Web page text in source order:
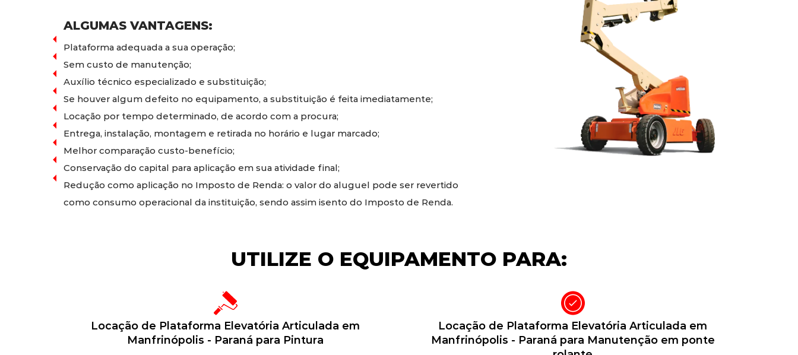
ALGUMAS VANTAGENS:
Plataforma adequada a sua operação;
Sem custo de manutenção;
Auxílio técnico especializado e substituição;
Se houver algum defeito no equipamento, a substituição é feita imediatamente;
Locação por tempo determinado, de acordo com a procura;
Entrega, instalação, montagem e retirada no horário e lugar marcado;
Melhor comparação custo-benefício;
Conservação do capital para aplicação em sua atividade final;
Redução como aplicação no Imposto de Renda: o valor do aluguel pode ser revertido
como consumo operacional da instituição, sendo assim isento do Imposto de Renda.
UTILIZE O EQUIPAMENTO PARA:
Locação de Plataforma Elevatória Articulada em
Manfrinópolis - Paraná para Pintura
Locação de Plataforma Elevatória Articulada em
Manfrinópolis - Paraná para Manutenção em ponte